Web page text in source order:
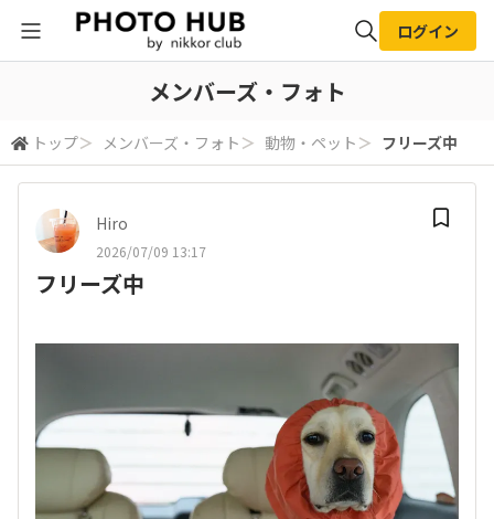
検索
ログイン
メンバーズ・フォト
トップ＞ メンバーズ・フォト ＞ 動物・ペット ＞ フリーズ中
Hiro
2026/07/09 13:17
フリーズ中